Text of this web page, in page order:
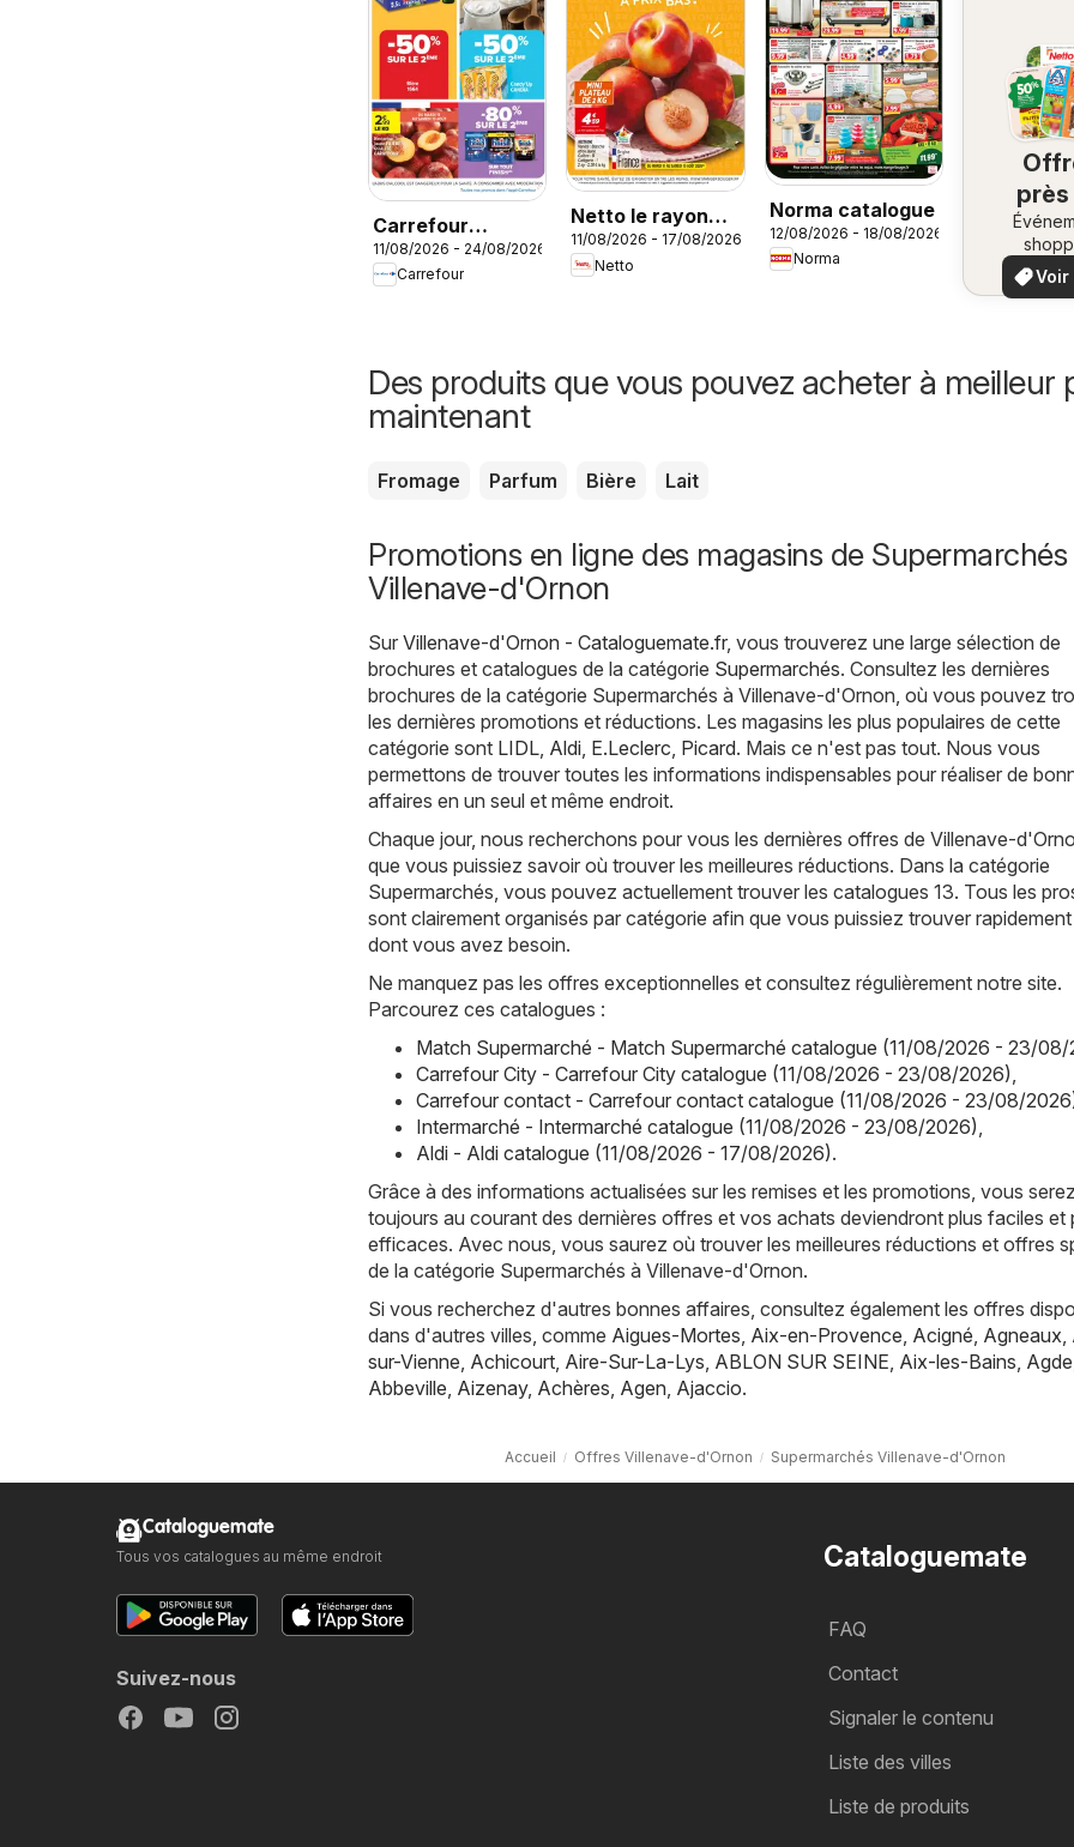
Carrefour
Produits laitiers
& végétaux
11/08/2026 - 24/08/2026
Carrefour
Netto le rayon
frais à prix bas
11/08/2026 - 17/08/2026
Netto
Norma catalogue
12/08/2026 - 18/08/2026
Norma
près
locaux
Voir
Des produits que vous pouvez acheter à meilleur
maintenant
Fromage Parfum Bière Lait
Promotions en ligne des magasins de Supermarchés
Villenave-d'Ornon
Sur Villenave-d'Ornon - Cataloguemate.fr, vous trouverez une large sélection de
brochures et catalogues de la catégorie Supermarchés. Consultez les dernières
brochures de la catégorie Supermarchés à Villenave-d'Ornon, où vous pouvez
les dernières promotions et réductions. Les magasins les plus populaires de cette
catégorie sont LIDL Aldi E.Leclerc Picard. Mais ce n'est pas tout. Nous vous
permettons de trouver toutes les informations indispensables pour réaliser de
affaires en un seul et même endroit.
Chaque jour, nous recherchons pour vous les dernières offres de Villenave-
que vous puissiez savoir où trouver les meilleures réductions. Dans la catégorie
Supermarchés, vous pouvez actuellement trouver les catalogues 13. Tous les
sont clairement organisés par catégorie afin que vous puissiez trouver
dont vous avez besoin.
Ne manquez pas les offres exceptionnelles et consultez régulièrement notre site.
Parcourez ces catalogues :
Match Supermarché - Match Supermarché catalogue (11/08/2026 - 23/08/
Carrefour City - Carrefour City catalogue (11/08/2026 - 23/08/2026)
Carrefour contact - Carrefour contact catalogue (11/08/2026 - 23/08/
Intermarché - Intermarché catalogue (11/08/2026 - 23/08/2026)
Aldi - Aldi catalogue (11/08/2026 - 17/08/2026).
Grâce à des informations actualisées sur les remises et les promotions, vous serez
toujours au courant des dernières offres et vos achats deviendront plus faciles et
efficaces. Avec nous, vous saurez où trouver les meilleures réductions et offres
de la catégorie Supermarchés à Villenave-d'Ornon.
Si vous recherchez d'autres bonnes affaires, consultez également les offres
dans d'autres villes, comme Aigues-Mortes Aix-en-Provence Acigné Agneaux
sur-Vienne Achicourt Aire-Sur-La-Lys ABLON SUR SEINE Aix-les-Bains Agde
Abbeville Aizenay, Achères Agen Ajaccio.
Accueil Offres Villenave-d'Ornon Supermarchés Villenave-d'Ornon
Cataloguemate
FAQ
Contact
Signaler le contenu
Liste des villes
Liste de produits
Cataloguemate
Tous vos catalogues au même endroit
Suivez-nous